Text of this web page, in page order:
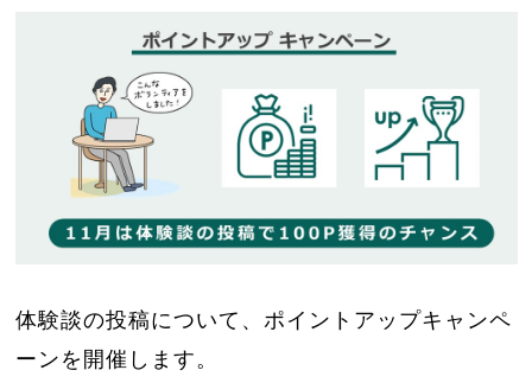
体験談の投稿について、ポイントアップキャンペ
ーンを開催します。